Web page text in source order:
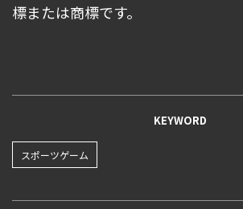
標または商標です。
KEYWORD
スポーツゲーム